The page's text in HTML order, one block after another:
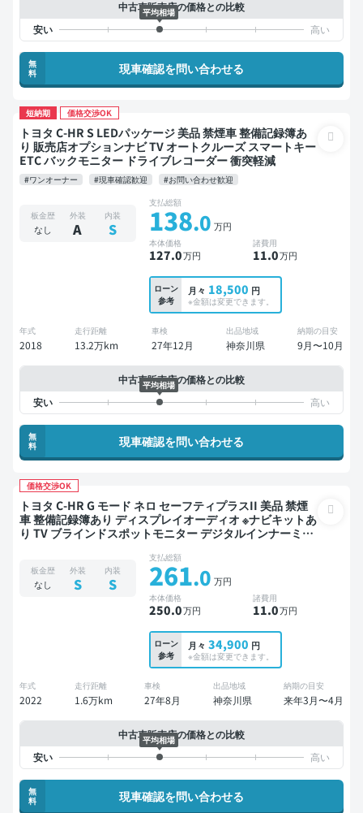
中古車販売店の価格との比較
平均相場
無
料
現車確認を問い合わせる
短納期 価格交渉OK
トヨタ C-HR S LEDパッケージ 美品 禁煙車 整備記録簿あ
り 販売店オプションナビ TV オートクルーズ スマートキー
ETC バックモニター ドライブレコーダー 衝突軽減
#ワンオーナー #現車確認歓迎 #お問い合わせ歓迎
板金歴
なし
外装
A
内装
S
支払総額
138.0 万円
本体価格
127.0万円
諸費用
11.0万円
ローン
参考
月々 18,500 円
※金額は変更できます。
年式
2018
走行距離
13.2万km
車検
27年12月
出品地域
神奈川県
納期の目安
9月〜10月
中古車販売店の価格との比較
平均相場
無
料
現車確認を問い合わせる
価格交渉OK
トヨタ C-HR G モード ネロ セーフティプラスII 美品 禁煙
車 整備記録簿あり ディスプレイオーディオ ※ナビキットあ
り TV ブラインドスポットモニター デジタルインナーミラ
位カメラ ドライブレコーダー 衝突軽減
板金歴
なし
外装
S
内装
S
支払総額
261.0 万円
本体価格
250.0万円
諸費用
11.0万円
ローン
参考
月々 34,900 円
※金額は変更できます。
年式
2022
走行距離
1.6万km
車検
27年8月
出品地域
神奈川県
納期の目安
来年3月〜4月
中古車販売店の価格との比較
平均相場
無
料
現車確認を問い合わせる